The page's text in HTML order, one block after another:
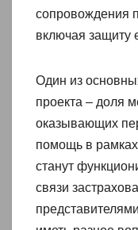
сопровождения
включая защиту
Один из
проекта – доля
оказывающих
помощь в
станут
связи